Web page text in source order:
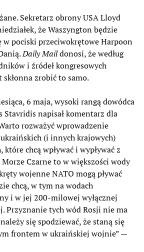
Sekretarz obrony USA Lloyd
że Waszyngton będzie
w pociski przeciwokrętowe Harpoon
Daily Maildonosi, że według
i źródeł kongresowych
skłonna zrobić to samo.
6 maja, wysoki rangą dowódca
Stavridis napisał komentarz dla
rozważyć wprowadzenie
(i innych krajowych)
chcą wpływać i wypływać z
Morze Czarne to w większości wody
wojenne NATO mogą pływać
chcą, w tym na wodach
i w jej 200-milowej wyłącznej
Przyznanie tych wód Rosji nie ma
się spodziewać, że staną się
frontem w ukraińskiej wojnie” —